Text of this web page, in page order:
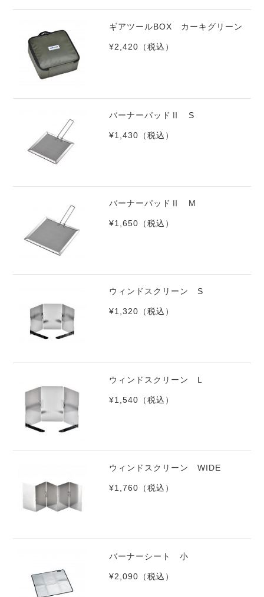
ギアツールBOX カーキグリーン
¥2,420 （税込）
バーナーパッドⅡ S
¥1,430 （税込）
バーナーパッドⅡ M
¥1,650 （税込）
ウィンドスクリーン S
¥1,320 （税込）
ウィンドスクリーン L
¥1,540 （税込）
ウィンドスクリーン WIDE
¥1,760 （税込）
バーナーシート 小
¥2,090 （税込）